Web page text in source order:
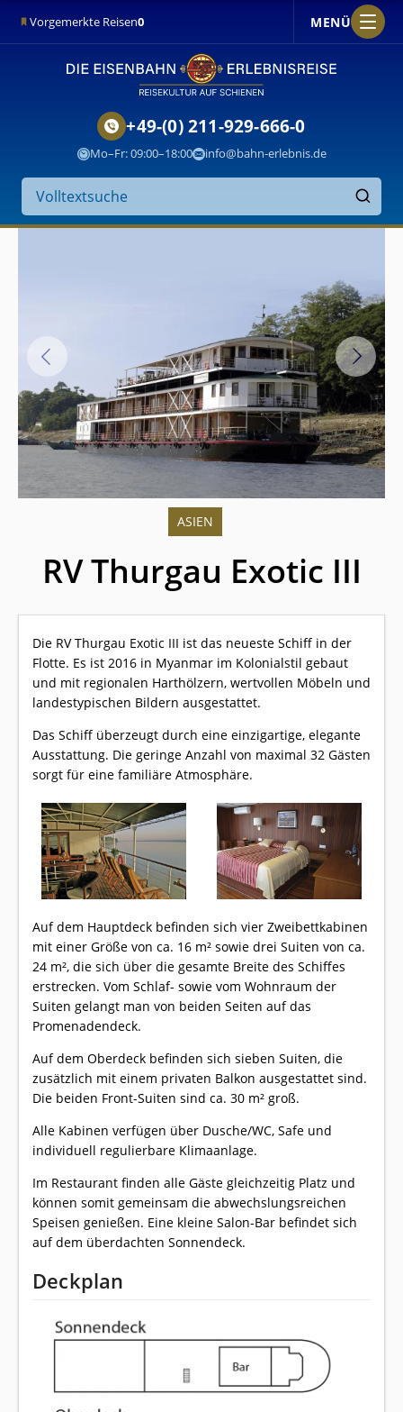
Vorgemerkte Reisen0 MENÜ
Suche
auf
der
Finden
+49-(0) 211-929-666-0
Mo–Fr: 09:00–18:00 info@bahn-erlebnis.de
Exotic
III
ASIEN
RV Thurgau Exotic III
Die RV Thurgau Exotic III ist das neueste Schiff in der
Flotte. Es ist 2016 in Myanmar im Kolonialstil gebaut
und mit regionalen Harthölzern, wertvollen Möbeln und
landestypischen Bildern ausgestattet.
Das Schiff überzeugt durch eine einzigartige, elegante
Ausstattung. Die geringe Anzahl von maximal 32 Gästen
sorgt für eine familiäre Atmosphäre.
Auf dem Hauptdeck befinden sich vier Zweibettkabinen
mit einer Größe von ca. 16 m² sowie drei Suiten von ca.
24 m², die sich über die gesamte Breite des Schiffes
erstrecken. Vom Schlaf- sowie vom Wohnraum der
Suiten gelangt man von beiden Seiten auf das
Promenadendeck.
Auf dem Oberdeck befinden sich sieben Suiten, die
zusätzlich mit einem privaten Balkon ausgestattet sind.
Die beiden Front-Suiten sind ca. 30 m² groß.
Alle Kabinen verfügen über Dusche/WC, Safe und
individuell regulierbare Klimaanlage.
Im Restaurant finden alle Gäste gleichzeitig Platz und
können somit gemeinsam die abwechslungsreichen
Speisen genießen. Eine kleine Salon-Bar befindet sich
auf dem überdachten Sonnendeck.
Deckplan